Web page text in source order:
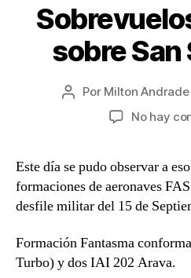
sobre San
Autor
Por Milton Andrade
No hay
Este día se pudo observar a
formaciones de aeronaves
desfile militar del 15 de
Formación Fantasma
Turbo) y dos IAI 202 Arava.